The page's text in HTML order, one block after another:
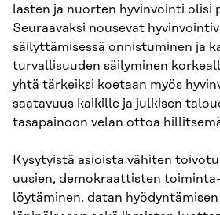
lasten ja nuorten hyvinvointi olisi
Seuraavaksi nousevat
säilyttämisessä onnistuminen ja
turvallisuuden säilyminen
yhtä tärkeiksi koetaan myös
saatavuus kaikille ja julkisen
tasapainoon velan ottoa
Kysytyistä asioista vähiten
uusien, demokraattisten
löytäminen, datan